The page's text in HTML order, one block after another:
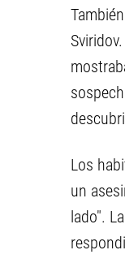
Los
un
lado".